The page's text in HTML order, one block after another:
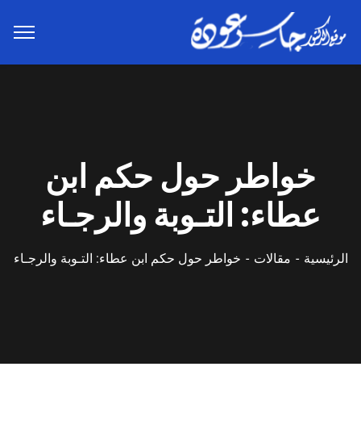
خواطر حول حكم ابن
عطاء: التـوبة والرجـاء
الرئيسية مقالات خواطر حول حكم ابن عطاء: التـوبة والرجـاء